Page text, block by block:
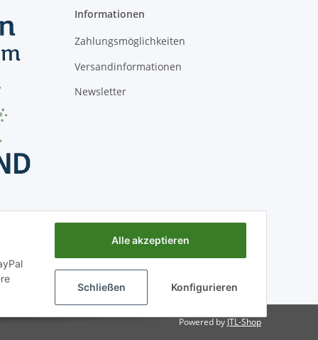
Informationen
Zahlungsmöglichkeiten
Versandinformationen
Newsletter
Powered by JTL-Shop
Alle akzeptieren
Schließen Konfigurieren